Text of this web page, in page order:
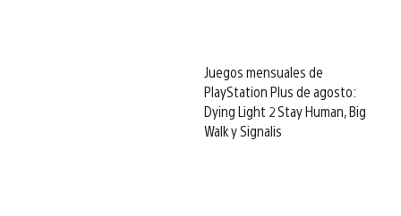
Juegos mensuales de
PlayStation Plus de agosto:
Dying Light 2 Stay Human, Big
Walk y Signalis